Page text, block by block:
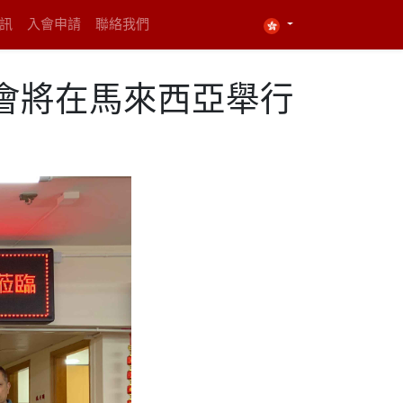
入會申請 聯絡我們
將在馬來西亞舉行